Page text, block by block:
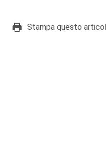
Stampa questo